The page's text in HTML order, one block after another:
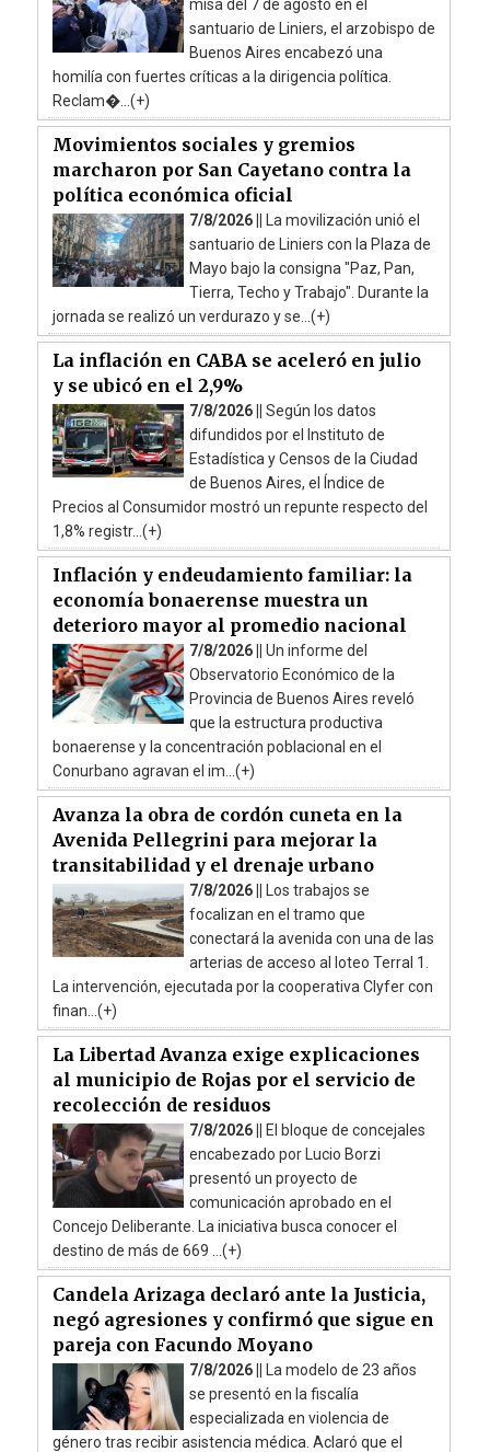
misa del 7 de agosto en el
santuario de Liniers, el arzobispo de
Buenos Aires encabezó una
homilía con fuertes críticas a la dirigencia política.
Reclam�...(+)
Movimientos sociales y gremios
marcharon por San Cayetano contra la
política económica oficial
7/8/2026 ||
La movilización unió el
santuario de Liniers con la Plaza de
Mayo bajo la consigna "Paz, Pan,
Tierra, Techo y Trabajo". Durante la
jornada se realizó un verdurazo y se...(+)
La inflación en CABA se aceleró en julio
y se ubicó en el 2,9%
7/8/2026 || Según los datos
difundidos por el Instituto de
Estadística y Censos de la Ciudad
de Buenos Aires, el Índice de
Precios al Consumidor mostró un repunte respecto del
1,8% registr...(+)
Inflación y endeudamiento familiar: la
economía bonaerense muestra un
deterioro mayor al promedio nacional
7/8/2026 || Un informe del
Observatorio Económico de la
Provincia de Buenos Aires reveló
que la estructura productiva
bonaerense y la concentración poblacional en el
Conurbano agravan el im...(+)
Avanza la obra de cordón cuneta en la
Avenida Pellegrini para mejorar la
transitabilidad y el drenaje urbano
7/8/2026 ||
Los trabajos se
focalizan en el tramo que
conectará la avenida con una de las
arterias de acceso al loteo Terral 1.
La intervención, ejecutada por la cooperativa Clyfer con
finan...(+)
La Libertad Avanza exige explicaciones
al municipio de Rojas por el servicio de
recolección de residuos
7/8/2026 ||
El bloque de concejales
encabezado por Lucio Borzi
presentó un proyecto de
comunicación aprobado en el
Concejo Deliberante. La iniciativa busca conocer el
destino de más de 669 ...(+)
Candela Arizaga declaró ante la Justicia,
negó agresiones y confirmó que sigue en
pareja con Facundo Moyano
7/8/2026 ||
La modelo de 23 años
se presentó en la fiscalía
especializada en violencia de
género tras recibir asistencia médica. Aclaró que el